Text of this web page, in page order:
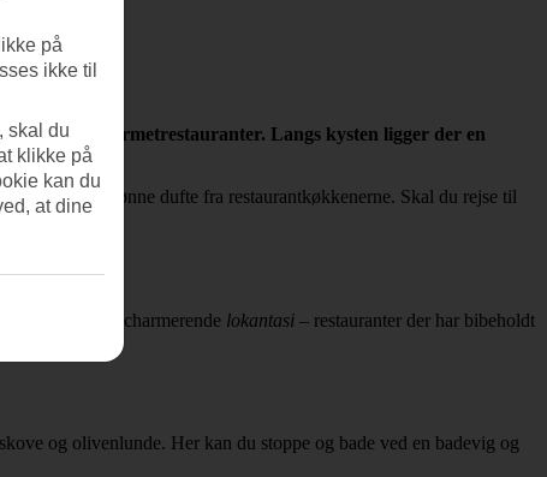
og gourmetrestauranter. Langs kysten ligger der en
og skønne dufte fra restaurantkøkkenerne. Skal du rejse til
Her findes charmerende lokantasi – restauranter der har bibeholdt
og olivenlunde. Her kan du stoppe og bade ved en badevig og
på
ikke til
skal du
klikke på
kan du
at dine